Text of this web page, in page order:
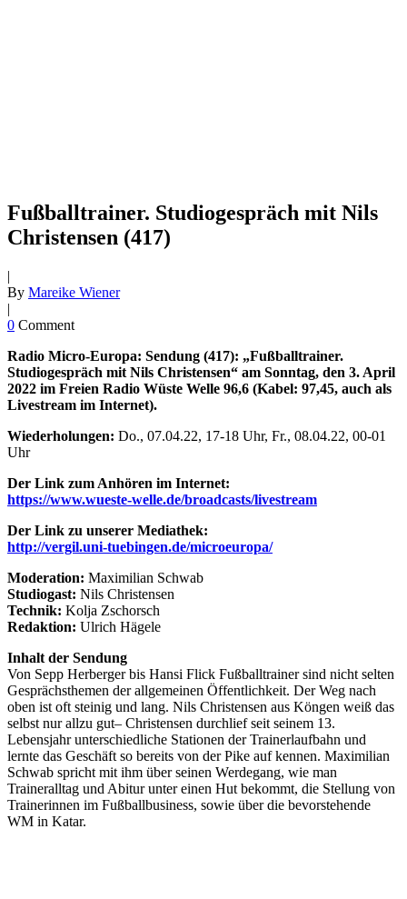
Fußballtrainer. Studiogespräch mit Nils
Christensen (417)
|
By Mareike Wiener
|
0 Comment
Radio Micro-Europa: Sendung (417): „Fußballtrainer.
Studiogespräch mit Nils Christensen“ am Sonntag, den 3. April
2022 im Freien Radio Wüste Welle 96,6 (Kabel: 97,45, auch als
Livestream im Internet).
Wiederholungen: Do., 07.04.22, 17-18 Uhr, Fr., 08.04.22, 00-01
Uhr
Der Link zum Anhören im Internet:
https://www.wueste-welle.de/broadcasts/livestream
Der Link zu unserer Mediathek:
http://vergil.uni-tuebingen.de/microeuropa/
Moderation: Maximilian Schwab
Studiogast: Nils Christensen
Technik: Kolja Zschorsch
Redaktion: Ulrich Hägele
Inhalt der Sendung
Von Sepp Herberger bis Hansi Flick Fußballtrainer sind nicht selten
Gesprächsthemen der allgemeinen Öffentlichkeit. Der Weg nach
oben ist oft steinig und lang. Nils Christensen aus Köngen weiß das
selbst nur allzu gut– Christensen durchlief seit seinem 13.
Lebensjahr unterschiedliche Stationen der Trainerlaufbahn und
lernte das Geschäft so bereits von der Pike auf kennen. Maximilian
Schwab spricht mit ihm über seinen Werdegang, wie man
Traineralltag und Abitur unter einen Hut bekommt, die Stellung von
Trainerinnen im Fußballbusiness, sowie über die bevorstehende
WM in Katar.